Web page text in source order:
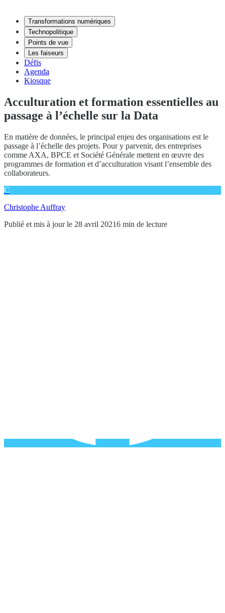
Transformations numériques
Technopolitique
Points de vue
Les faiseurs
Défis
Agenda
Kiosque
Acculturation et formation essentielles au
passage à l’échelle sur la Data
En matière de données, le principal enjeu des organisations est le
passage à l’échelle des projets. Pour y parvenir, des entreprises
comme AXA, BPCE et Société Générale mettent en œuvre des
programmes de formation et d’acculturation visant l’ensemble des
collaborateurs.
C
Christophe Auffray
Publié et mis à jour le 28 avril 20216 min de lecture